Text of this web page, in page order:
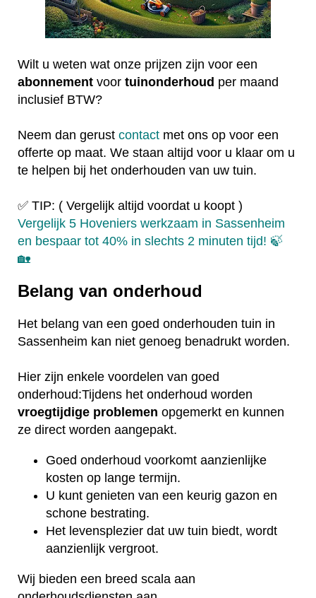
Wilt u weten wat onze prijzen zijn voor een
abonnement voor tuinonderhoud per maand
inclusief BTW?
Neem dan gerust contact met ons op voor een
offerte op maat. We staan altijd voor u klaar om u
te helpen bij het onderhouden van uw tuin.
✅ TIP: ( Vergelijk altijd voordat u koopt )
Vergelijk 5 Hoveniers werkzaam in Sassenheim
en bespaar tot 40% in slechts 2 minuten tijd! 🍃
🏡
Belang van onderhoud
Het belang van een goed onderhouden tuin in
Sassenheim kan niet genoeg benadrukt worden.
Hier zijn enkele voordelen van goed
onderhoud:Tijdens het onderhoud worden
vroegtijdige problemen opgemerkt en kunnen
ze direct worden aangepakt.
Goed onderhoud voorkomt aanzienlijke
kosten op lange termijn.
U kunt genieten van een keurig gazon en
schone bestrating.
Het levensplezier dat uw tuin biedt, wordt
aanzienlijk vergroot.
Wij bieden een breed scala aan